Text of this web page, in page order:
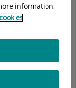
information,